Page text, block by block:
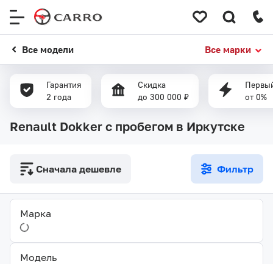
Все модели Все марки
Гарантия
2 года
Скидка
до 300 000 ₽
от 0%
Renault Dokker с пробегом в Иркутске
Фильтр
Сначала дешевле
Марка
Модель